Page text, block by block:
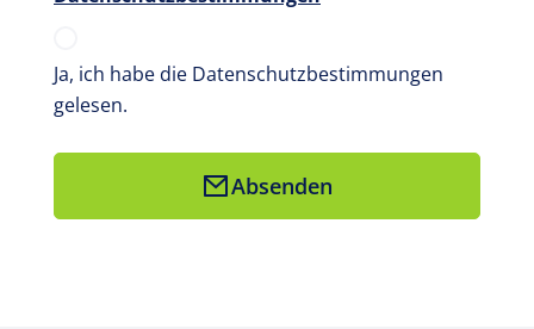
Ja, ich habe die Datenschutzbestimmungen
gelesen.
Absenden